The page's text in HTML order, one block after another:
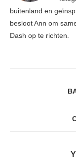
buitenland en
besloot Ann om
Dash op te richten.